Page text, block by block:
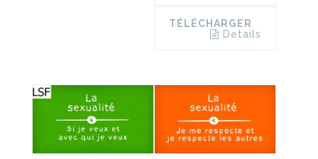
TÉLÉCHARGER
Details